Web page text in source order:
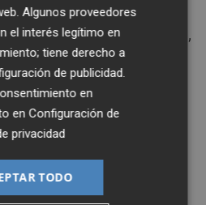
cuestiones, una
más inspecciones,
vecinales y exigir que
de la comunidad de
pone el foco, de este
"malestar de la
que afectan a
Algunos proveedores
el interés legítimo en
tiene derecho a
de publicidad.
en
enConfiguración de
privacidad
TODO